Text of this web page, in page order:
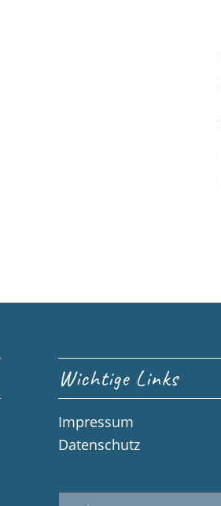
Wichtige Links
Impressum
Datenschutz